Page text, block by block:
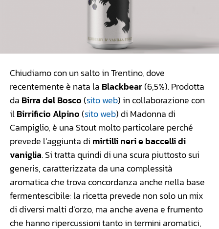
Chiudiamo con un salto in Trentino, dove
recentemente è nata la Blackbear(6,5%). Prodotta
da Birra del Bosco (sito web) in collaborazione con
ilBirrificio Alpino (sito web) di Madonna di
Campiglio, è una Stout molto particolare perché
prevede l’aggiunta di mirtilli neri e baccelli di
vaniglia. Si tratta quindi di una scura piuttosto sui
generis, caratterizzata da una complessità
aromatica che trova concordanza anche nella base
fermentescibile: la ricetta prevede non solo un mix
di diversi malti d’orzo, ma anche avena e frumento
che hanno ripercussioni tanto in termini aromatici,